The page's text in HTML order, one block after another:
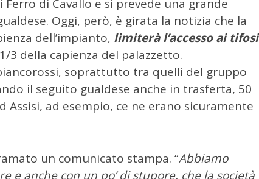
Ferro di Cavallo e si prevede una grande
Oggi, però, è girata la notizia che la
dell’impianto, limiterà l’accesso ai tifosi
3 della capienza del palazzetto.
soprattutto tra quelli del gruppo
il seguito gualdese anche in trasferta, 50
ad esempio, ce ne erano sicuramente
un comunicato stampa. “Abbiamo
e anche con un po’ di stupore, che la società